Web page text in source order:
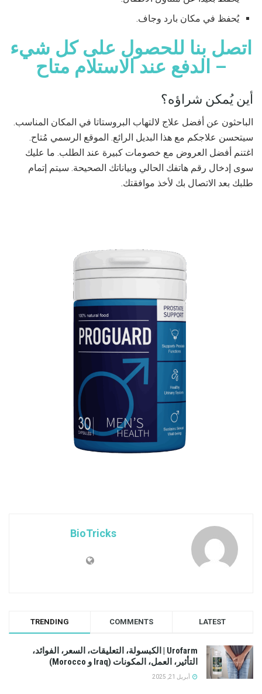
يُحفظ في مكان بارد وجاف.
اتصل بنا للحصول على كل شيء
– الدفع عند الاستلام متاح
أين يُمكن شراؤه؟
الباحثون عن أفضل علاج لالتهاب البروستاتا في المكان المناسب.
سيتحسن علاجكم مع هذا البديل الرائع. الموقع الرسمي مُتاح.
اغتنم أفضل العروض مع خصومات كبيرة عند الطلب. ما عليك
سوى إدخال رقم هاتفك الحالي وبياناتك الصحيحة. سيتم إتمام
طلبك بعد الاتصال بك لأخذ موافقتك.
BioTricks
TRENDING COMMENTS LATEST
Urofarm | الكبسولة، التعليقات، السعر، الفوائد،
التأثير، العمل، المكونات (Iraq و Morocco)
أبريل 21, 2025